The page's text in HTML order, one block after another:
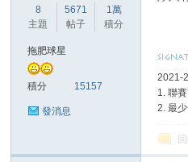
8
主題
5671
帖子
1萬
積分
拖肥球星
積分 15157
發消息
2021-
1. 聯
2. 最